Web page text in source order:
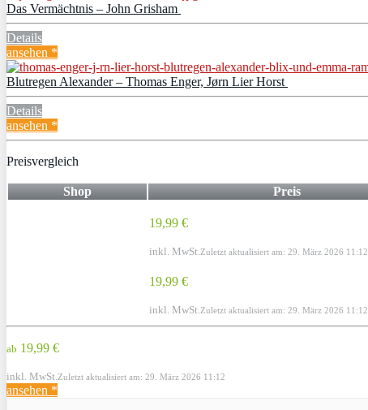
Das Vermächtnis – John Grisham
Details
ansehen *
Blutregen Alexander – Thomas Enger, Jørn Lier Horst
Details
ansehen *
Preisvergleich
Shop Preis
19,99 €
inkl. MwSt. Zuletzt aktualisiert am: 29. März 2026 11:12
19,99 €
inkl. MwSt. Zuletzt aktualisiert am: 29. März 2026 11:12
ab 19,99 €
inkl. MwSt. Zuletzt aktualisiert am: 29. März 2026 11:12
ansehen *